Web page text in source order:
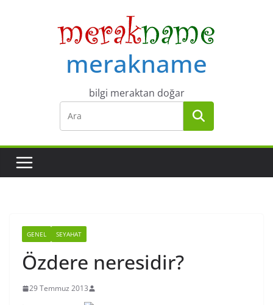
merakname
bilgi meraktan doğar
GENEL SEYAHAT
Özdere neresidir?
29 Temmuz 2013